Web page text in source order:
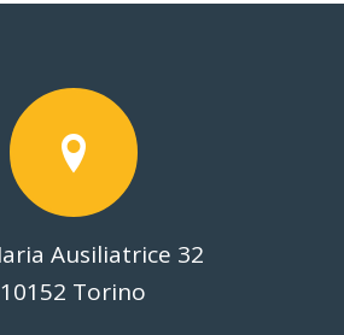
Ausiliatrice 32
10152 Torino